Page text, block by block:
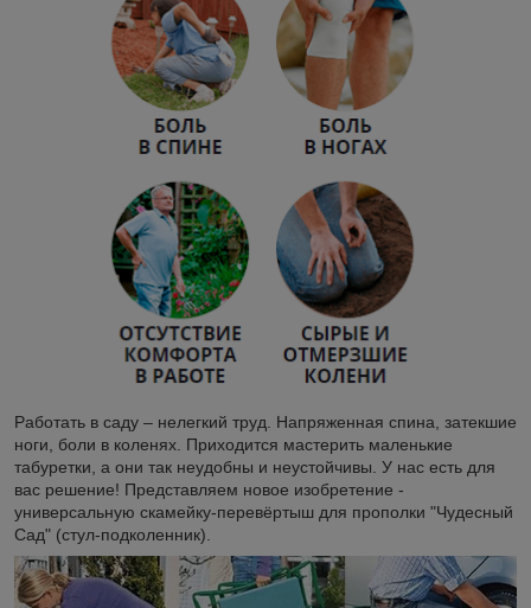
Работать в саду – нелегкий труд. Напряженная спина, затекшие
ноги, боли в коленях. Приходится мастерить маленькие
табуретки, а они так неудобны и неустойчивы. У нас есть для
вас решение! Представляем новое изобретение -
универсальную скамейку-перевёртыш для прополки "Чудесный
Сад" (стул-подколенник).